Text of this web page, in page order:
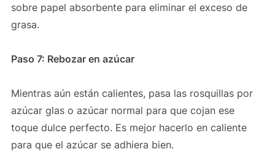
sobre papel absorbente para eliminar el exceso de
grasa.
Paso 7: Rebozar en azúcar
Mientras aún están calientes, pasa las rosquillas por
azúcar glas o azúcar normal para que cojan ese
toque dulce perfecto. Es mejor hacerlo en caliente
para que el azúcar se adhiera bien.